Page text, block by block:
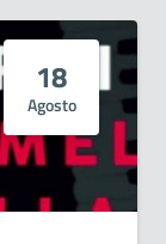
18
Agosto